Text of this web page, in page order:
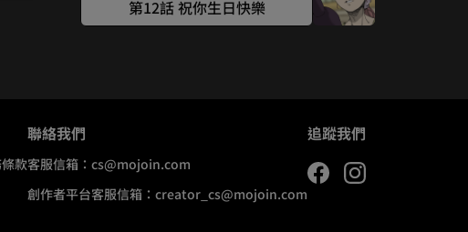
第12話 祝你生日快樂
款
聯絡我們
客服信箱： cs@mojoin.com
創作者平台客服信箱： creator_cs@mojoin.com
追蹤我們